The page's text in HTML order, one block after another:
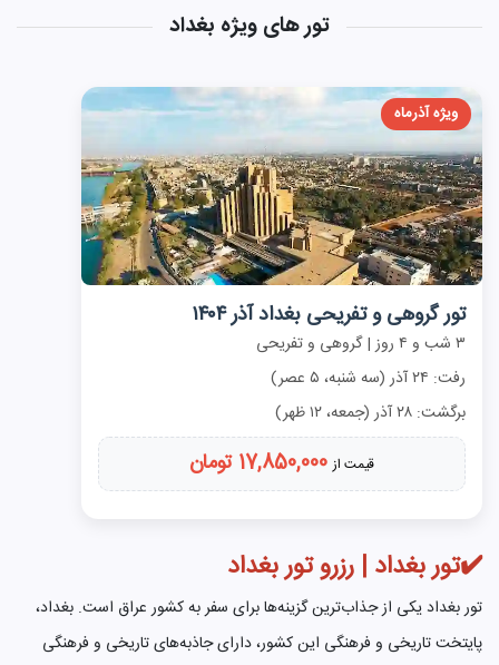
تور های ویژه بغداد
ویژه آذرماه
تور گروهی و تفریحی بغداد آذر ۱۴۰۴
۳ شب و ۴ روز | گروهی و تفریحی
رفت: ۲۴ آذر (سه شنبه، ۵ عصر)
برگشت: ۲۸ آذر (جمعه، ۱۲ ظهر)
قیمت از 17,850,000 تومان
✔️تور بغداد | رزرو تور بغداد
تور بغداد یکی از جذاب‌ترین گزینه‌ها برای سفر به کشور عراق است. بغداد،
پایتخت تاریخی و فرهنگی این کشور، دارای جاذبه‌های تاریخی و فرهنگی